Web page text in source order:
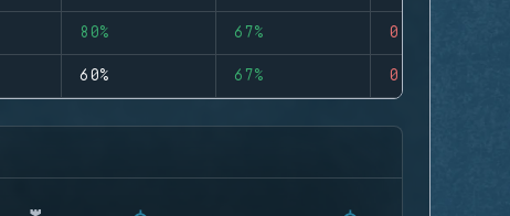
80% 67% 0
60% 67% 0